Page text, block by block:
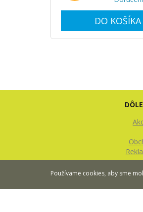
DO KOŠÍKA
Používame cookies, aby sme